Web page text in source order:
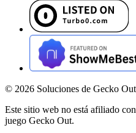
© 2026 Soluciones de Gecko
Este sitio web no está afiliado
juego Gecko Out.